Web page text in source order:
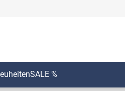
SALE %